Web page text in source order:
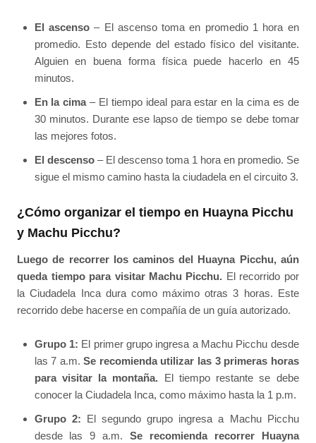
El ascenso– El ascenso toma en promedio 1 hora en
promedio. Esto depende del estado físico del visitante.
Alguien en buena forma física puede hacerlo en 45
minutos.
En la cima– El tiempo ideal para estar en la cima es de
30 minutos. Durante ese lapso de tiempo se debe tomar
las mejores fotos.
El descenso– El descenso toma 1 hora en promedio. Se
sigue el mismo camino hasta la ciudadela en el circuito 3.
¿Cómo organizar el tiempo en Huayna Picchu
y Machu Picchu?
Luego de recorrer los caminos del Huayna Picchu, aún
queda tiempo para visitar Machu Picchu. El recorrido por
la Ciudadela Inca dura como máximo otras 3 horas. Este
recorrido debe hacerse en compañía de un guía autorizado.
Grupo 1: El primer grupo ingresa a Machu Picchu desde
las 7 a.m.Se recomienda utilizar las 3 primeras horas
para visitar la montaña. El tiempo restante se debe
conocer la Ciudadela Inca, como máximo hasta la 1 p.m.
Grupo 2: El segundo grupo ingresa a Machu Picchu
desde las 9 a.m.Se recomienda recorrer Huayna